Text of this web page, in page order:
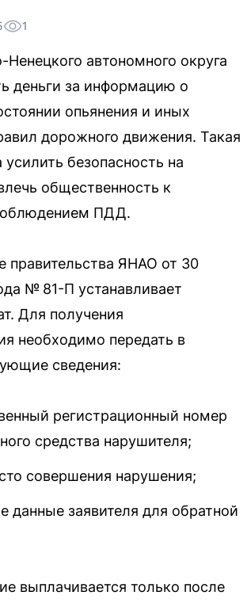
1
автономного округа
деньги за информацию о
опьянения и иных
дорожного движения. Такая
безопасность на
общественность к
ПДД.
правительства ЯНАО от 30
№ 81-П устанавливает
Для получения
необходимо передать в
сведения:
регистрационный номер
средства нарушителя;
совершения нарушения;
данные заявителя для обратной
выплачивается только после